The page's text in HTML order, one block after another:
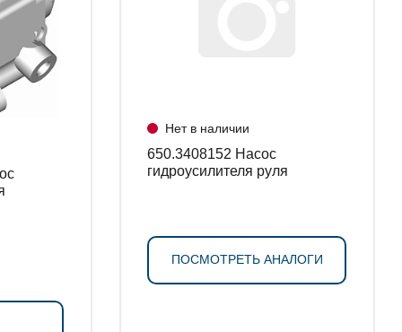
Нет в наличии
650.3408152 Насос
гидроусилителя руля
ПОСМОТРЕТЬ АНАЛОГИ